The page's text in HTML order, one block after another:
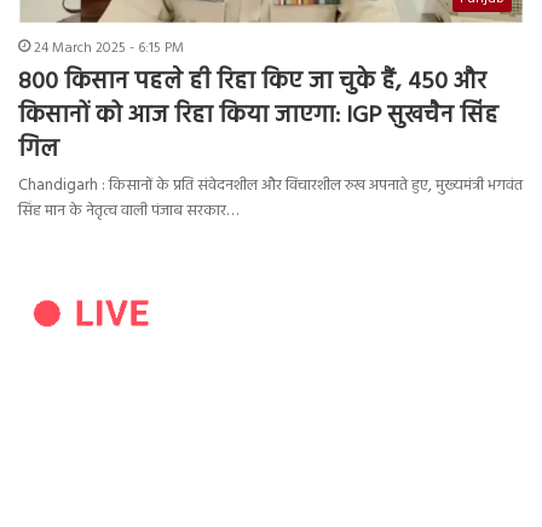
24 March 2025 - 6:15 PM
800 किसान पहले ही रिहा किए जा चुके हैं, 450 और
किसानों को आज रिहा किया जाएगा: IGP सुखचैन सिंह
गिल
Chandigarh : किसानों के प्रति संवेदनशील और विचारशील रुख अपनाते हुए, मुख्यमंत्री भगवंत
सिंह मान के नेतृत्व वाली पंजाब सरकार…